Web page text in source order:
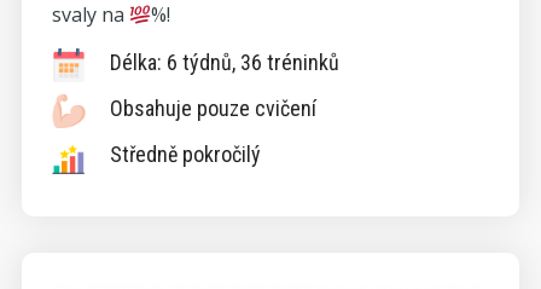
svaly na
%!
Délka: 6 týdnů, 36 tréninků
Obsahuje pouze cvičení
Středně pokročilý